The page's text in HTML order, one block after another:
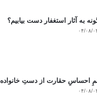
به آثار استغفار دست بیابیم؟
۰۸/۰۳
احساسِ حقارت از دستِ خانواده
۰۸/۰۳